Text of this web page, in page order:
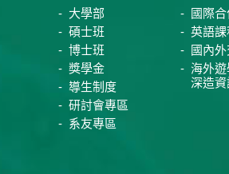
大學部
碩士班
博士班
獎學金
導生制度
研討會專區
系友專區
國際合
英語課
國內
海外
深造資